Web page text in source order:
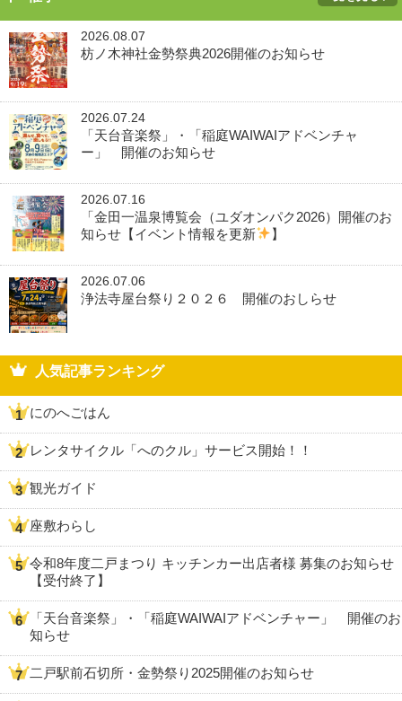
2026.08.07
枋ノ木神社金勢祭典2026開催のお知らせ
2026.07.24
「天台音楽祭」・「稲庭WAIWAIアドベンチャ
ー」 開催のお知らせ
2026.07.16
「金田一温泉博覧会（ユダオンパク2026）開催のお
知らせ【イベント情報を更新
】
2026.07.06
浄法寺屋台祭り２０２６ 開催のおしらせ
人気記事ランキング
にのへごはん
レンタサイクル「へのクル」サービス開始！！
観光ガイド
座敷わらし
令和8年度二戸まつり キッチンカー出店者様 募集のお知らせ
【受付終了】
「天台音楽祭」・「稲庭WAIWAIアドベンチャー」 開催のお
知らせ
二戸駅前石切所・金勢祭り2025開催のお知らせ